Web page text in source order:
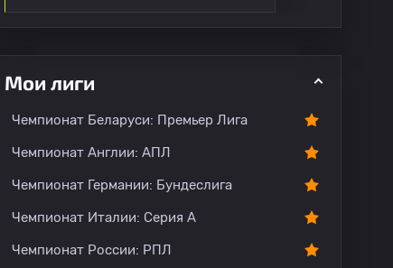
Мои лиги
Чемпионат Беларуси: Премьер Лига
Чемпионат Англии: АПЛ
Чемпионат Германии: Бундеслига
Чемпионат Италии: Серия А
Чемпионат России: РПЛ